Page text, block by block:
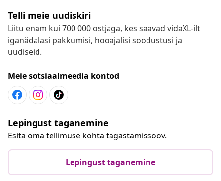
Telli meie uudiskiri
Liitu enam kui 700 000 ostjaga, kes saavad vidaXL-ilt
iganädalasi pakkumisi, hooajalisi soodustusi ja
uudiseid.
Meie sotsiaalmeedia kontod
Lepingust taganemine
Esita oma tellimuse kohta tagastamissoov.
Lepingust taganemine